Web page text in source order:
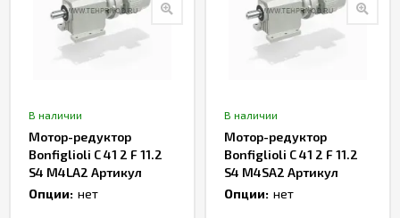
В наличии
Мотор-редуктор
Bonfiglioli C 41 2 F 11.2
S4 M4LA2 Артикул
TH169368
Опции: нет
В наличии
Мотор-редуктор
Bonfiglioli C 41 2 F 11.2
S4 M4SA2 Артикул
TH168054
Опции: нет